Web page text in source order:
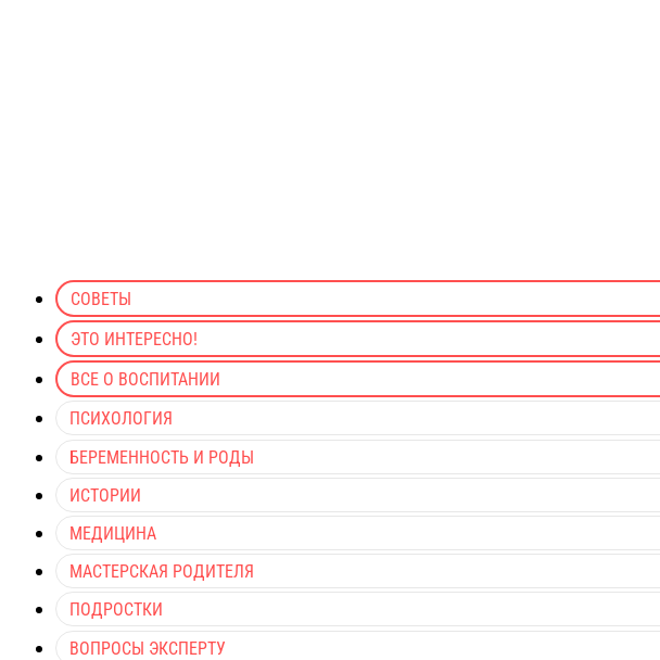
СОВЕТЫ
ЭТО ИНТЕРЕСНО!
ВСЕ О ВОСПИТАНИИ
ПСИХОЛОГИЯ
БЕРЕМЕННОСТЬ И РОДЫ
ИСТОРИИ
МЕДИЦИНА
МАСТЕРСКАЯ РОДИТЕЛЯ
ПОДРОСТКИ
ВОПРОСЫ ЭКСПЕРТУ